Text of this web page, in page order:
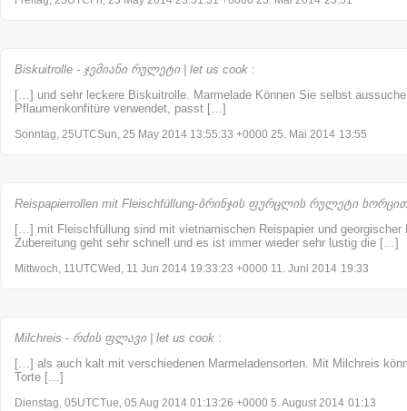
Biskuitrolle - ჯემიანი რულეტი | let us cook :
[…] und sehr leckere Biskuitrolle. Marmelade Können Sie selbst
Pflaumenkonfitüre verwendet, passt […]
Sonntag, 25UTCSun, 25 May 2014 13:55:33 +0000 25. Mai 2014 13:55
Reispapierrollen mit Fleischfüllung-ბრინჯის ფურცლის რულეტი
[…] mit Fleischfüllung sind mit vietnamischen Reispapier und georgischer
Zubereitung geht sehr schnell und es ist immer wieder sehr lustig die […]
Mittwoch, 11UTCWed, 11 Jun 2014 19:33:23 +0000 11. Juni 2014 19:33
Milchreis - რძის ფლავი | let us cook :
[…] als auch kalt mit verschiedenen Marmeladensorten. Mit Milchreis
Torte […]
Dienstag, 05UTCTue, 05 Aug 2014 01:13:26 +0000 5. August 2014 01:13